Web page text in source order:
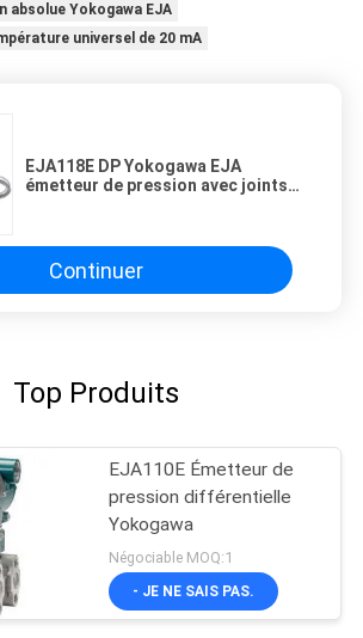
absolue Yokogawa EJA
universel de 20 mA
EJA118E DP Yokogawa EJA
émetteur de pression avec joints
Continuer
Top Produits
EJA110E Émetteur de
pression différentielle
Yokogawa
Négociable MOQ:1
- JE NE SAIS PAS.